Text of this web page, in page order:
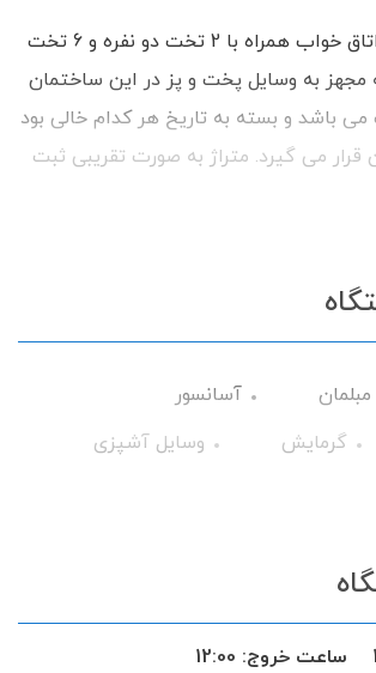
آپارتمان دارای 3 اتاق خواب همراه با 2 تخت دو نفره و 6 تخت
مجهز به وسایل پخت و پز در این ساختمان
باشد و بسته به تاریخ هر کدام خالی بود
قرار می گیرد. متراژ به صورت تقریبی ثبت
مبلمان
آسانسور
گرمایش
وسایل آشپزی
ساعت خروج: 12:00